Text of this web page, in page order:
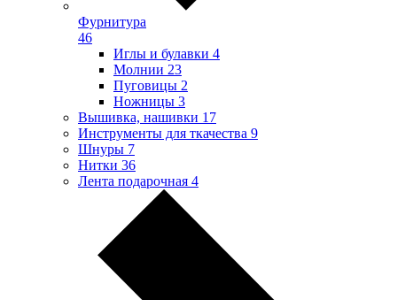
Фурнитура
46
Иглы и булавки 4
Молнии 23
Пуговицы 2
Ножницы 3
Вышивка, нашивки 17
Инструменты для ткачества 9
Шнуры 7
Нитки 36
Лента подарочная 4